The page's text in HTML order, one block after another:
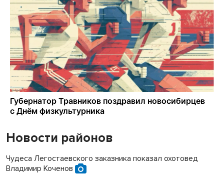
Новости районов
Чудеса Легостаевского заказника показал охотовед
Владимир Коченов